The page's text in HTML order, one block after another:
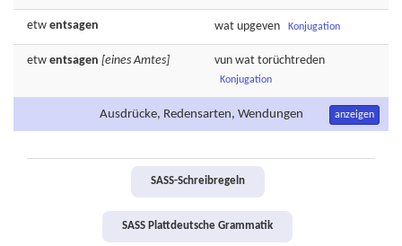
etw entsagen wat upgeven Konjugation
etw entsagen [eines Amtes] vun wat torüchtreden
Konjugation
Ausdrücke, Redensarten, Wendungen anzeigen
SASS-Schreibregeln
SASS Plattdeutsche Grammatik